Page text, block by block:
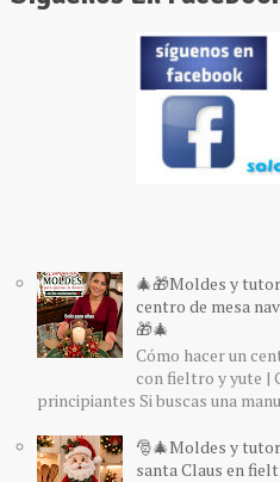
🎄🎁Moldes y
centro de mesa
🎁🎄
Cómo hacer un
con fieltro y yute |
principiantes Si buscas una
🎅🎄Moldes y
santa Claus en